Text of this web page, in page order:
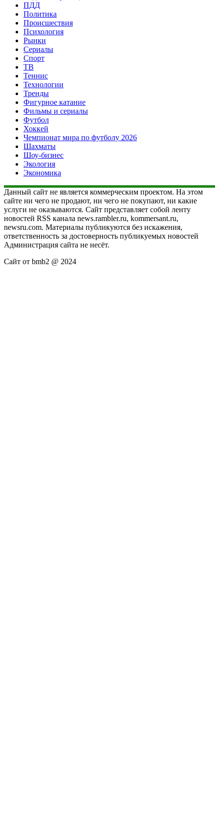
ПДД
Политика
Происшествия
Психология
Рынки
Сериалы
Спорт
ТВ
Теннис
Технологии
Тренды
Фигурное катание
Фильмы и сериалы
Футбол
Хоккей
Чемпионат мира по футболу 2026
Шахматы
Шоу-бизнес
Экология
Экономика
Данный сайт не является коммерческим проектом. На этом
сайте ни чего не продают, ни чего не покупают, ни какие
услуги не оказываются. Сайт представляет собой ленту
новостей RSS канала news.rambler.ru, kommersant.ru,
newsru.com. Материалы публикуются без искажения,
ответственность за достоверность публикуемых новостей
Администрация сайта не несёт.
Сайт от bmb2 @ 2024